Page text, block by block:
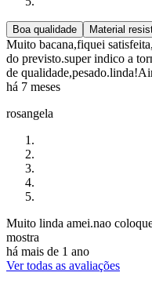
Boa qualidade Material
Muito bacana,fiquei
do previsto.super indico a
de
há 7 meses
rosangela
Muito linda amei.nao
mostra
há mais de 1 ano
Ver todas as avaliações